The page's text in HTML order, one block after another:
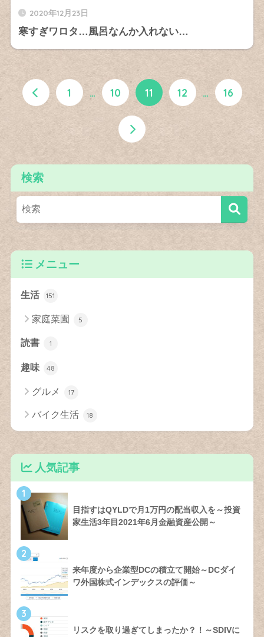
2020年12月23日
寒すぎワロタ…風呂なんか入れない…
1 … 10 11 12 … 16
検索
メニュー
生活 151
家庭菜園 5
読書 1
趣味 48
グルメ 17
バイク生活 18
人気記事
1
目指すはQYLDで月1万円の配当収入を～投資
家生活3年目2021年6月金融資産公開～
2
来年度から企業型DCの積立て開始～DCダイ
ワ外国株式インデックスの評価～
3
リスクを取り過ぎてしまったか？！～SDIVに